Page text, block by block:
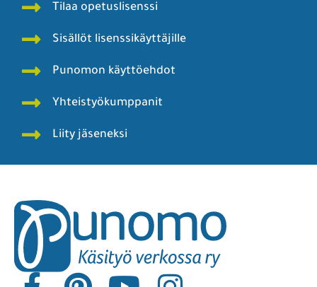
Tilaa opetuslisenssi
Sisällöt lisenssikäyttäjille
Punomon käyttöehdot
Yhteistyökumppanit
Liity jäseneksi